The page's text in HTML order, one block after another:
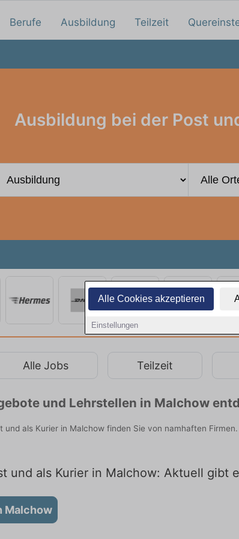
Alle Cookies akzeptieren
Einstellungen
Berufe Ausbildung Teilzeit
Ausbildung bei der Post
Alle Jobs Teilzeit
und Lehrstellen in Malchow
und als Kurier in Malchow finden Sie von namhaften
und als Kurier in Malchow: Aktuell
Malchow